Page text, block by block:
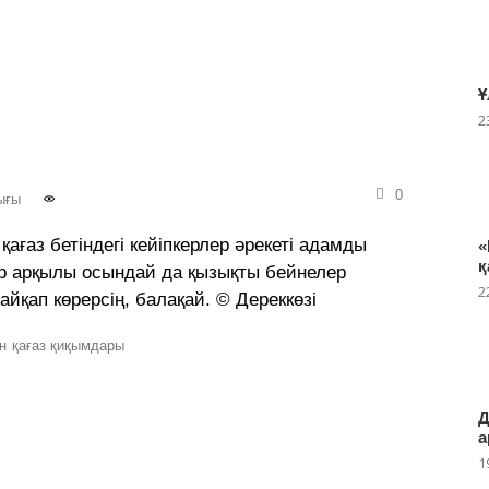
0
бетіндегі кейіпкерлер әрекеті адамды
арқылы осындай да қызықты бейнелер
көрерсің, балақай. © Дереккөзі
қағаз қиқымдары